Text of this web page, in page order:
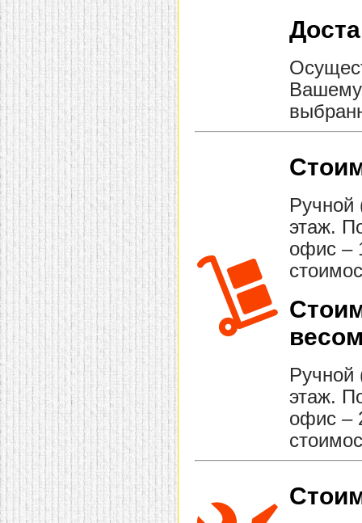
домашнем использовании.
Эта мебель имеет
некоторые преимущества
перед той же стенкой для
гостиной, к примеру,
поскольку она более
легкая и не загромождает
пространство. В спальне
этот предмет можно
поставить у изголовья
кровати, чтобы заполнить
пустующее там
место. Также стеллажи
очень часто используют в
качестве разграничителей
комнаты, например, на
рабочую зону и
пространство для отдыха.
Особенно это актуально
для однокомнатных
квартир.
Вашему
Ручной
этаж.
офис –
Ручной
этаж.
офис –